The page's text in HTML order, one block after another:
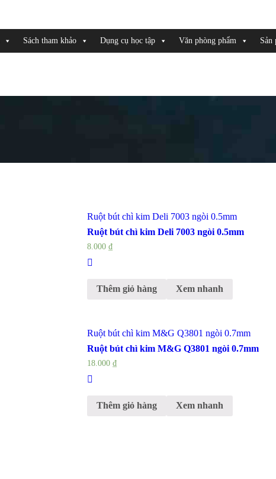
Sách tham khảo Dụng cụ học tập Văn phòng phẩm Sản
Ruột bút chì kim Deli 7003 ngòi 0.5mm
Ruột bút chì kim Deli 7003 ngòi 0.5mm
8.000 ₫
Thêm giỏ hàng Xem nhanh
Ruột bút chì kim M&G Q3801 ngòi 0.7mm
Ruột bút chì kim M&G Q3801 ngòi 0.7mm
18.000 ₫
Thêm giỏ hàng Xem nhanh